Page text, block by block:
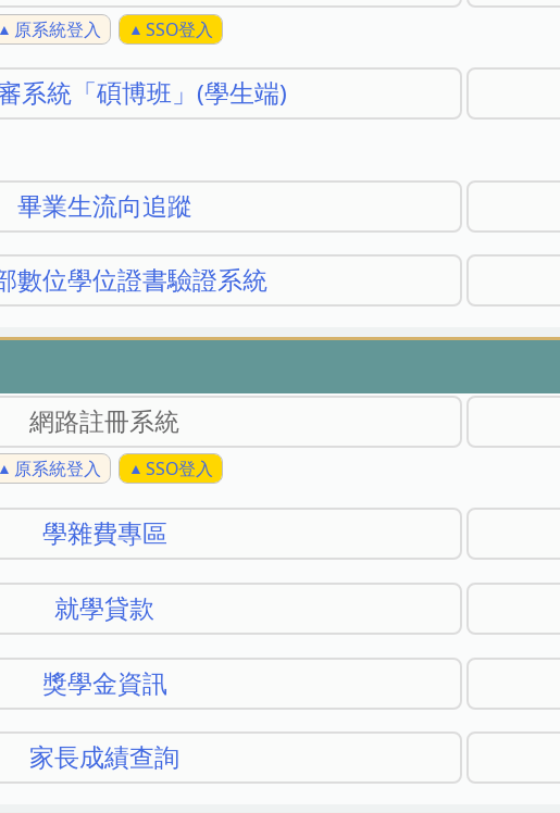
原系統登入 SSO登入
系統「碩博班」(學生端)
畢業生流向追蹤
數位學位證書驗證系統
網路註冊系統
原系統登入 SSO登入
學雜費專區
就學貸款
獎學金資訊
家長成績查詢